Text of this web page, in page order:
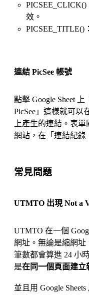
效。
PICSEE_TITLE()
連結 PicSee 帳號
點擊 Google Sheet
PicSee」這樣就可以
上產生的連結。表單
網站，在「連結紀錄
常見問題
UTMTO 出現Not a
UTMTO 在一個
網址。無論是縮網址
筆數都會算進 24 小
是在同一個頁面建立
並且用 Google